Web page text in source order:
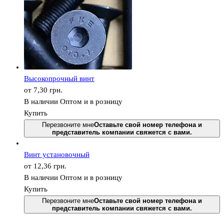
Высокопрочный винт
от 7,30 грн.
В наличии Оптом и в розницу
Купить
Перезвоните мнеОставьте свой номер телефона и
представитель компании свяжется с вами.
Винт установочный
от 12,36 грн.
В наличии Оптом и в розницу
Купить
Перезвоните мнеОставьте свой номер телефона и
представитель компании свяжется с вами.